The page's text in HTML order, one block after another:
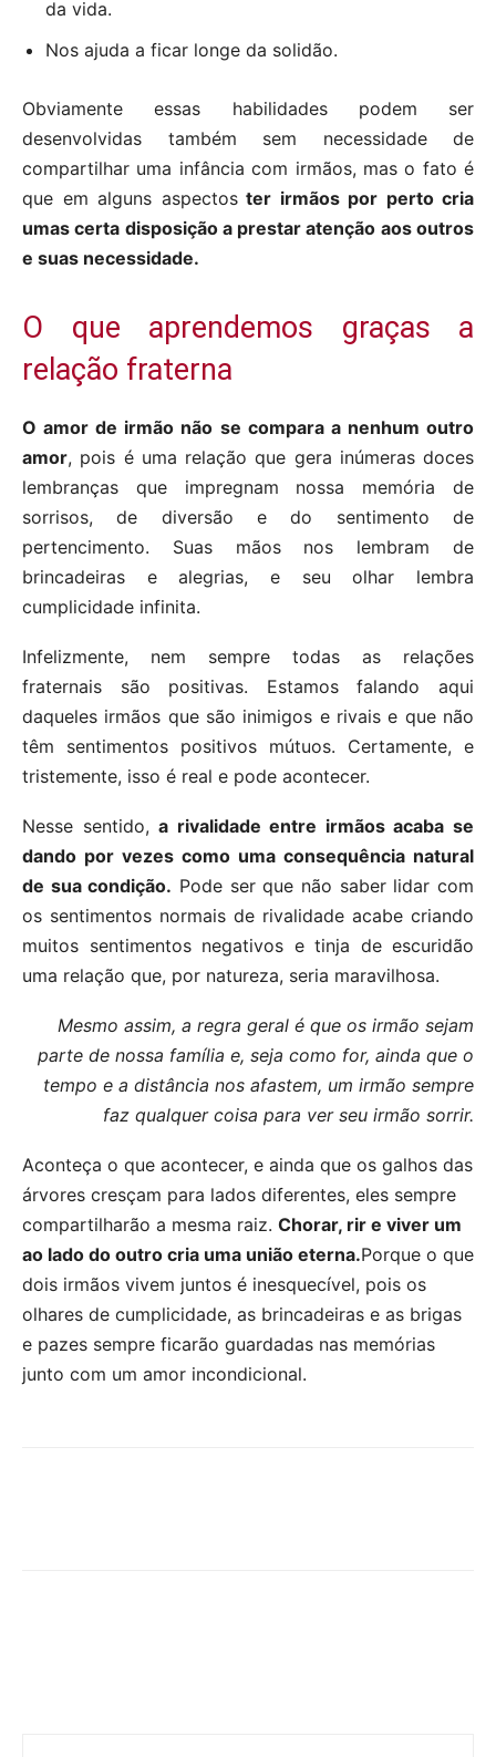
da vida.
Nos ajuda a ficar longe da solidão.
Obviamente essas habilidades podem ser
desenvolvidas também sem necessidade de
compartilhar uma infância com irmãos, mas o fato é
que em alguns aspectoster irmãos por perto cria
umas certa disposição a prestar atenção aos outros
e suas necessidade.
O que aprendemos graças a
relação fraterna
O amor de irmão não se compara a nenhum outro
amor, pois é uma relação que gera inúmeras doces
lembranças que impregnam nossa memória de
sorrisos, de diversão e do sentimento de
pertencimento. Suas mãos nos lembram de
brincadeiras e alegrias, e seu olhar lembra
cumplicidade infinita.
Infelizmente, nem sempre todas as relações
fraternais são positivas. Estamos falando aqui
daqueles irmãos que são inimigos e rivais e que não
têm sentimentos positivos mútuos. Certamente, e
tristemente, isso é real e pode acontecer.
Nesse sentido,a rivalidade entre irmãos acaba se
dando por vezes como uma consequência natural
de sua condição. Pode ser que não saber lidar com
os sentimentos normais de rivalidade acabe criando
muitos sentimentos negativos e tinja de escuridão
uma relação que, por natureza, seria maravilhosa.
Mesmo assim, a regra geral é que os irmão sejam
parte de nossa família e, seja como for, ainda que o
tempo e a distância nos afastem, um irmão sempre
faz qualquer coisa para ver seu irmão sorrir.
Aconteça o que acontecer, e ainda que os galhos das
árvores cresçam para lados diferentes, eles sempre
compartilharão a mesma raiz. Chorar, rir e viver um
ao lado do outro cria uma união eterna.Porque o que
dois irmãos vivem juntos é inesquecível, pois os
olhares de cumplicidade, as brincadeiras e as brigas
e pazes sempre ficarão guardadas nas memórias
junto com um amor incondicional.